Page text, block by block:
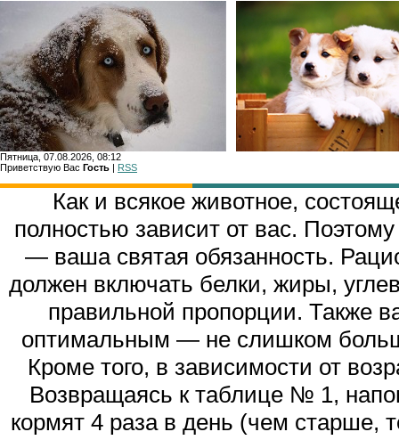
Пятница, 07.08.2026, 08:12
Приветствую Вас Гость | RSS
Как и всякое животное,
полностью зависит от вас.
— ваша святая обязанность.
должен включать белки, жиры,
правильной пропорции. Также
оптимальным — не слишком
Кроме того, в зависимости от
Возвращаясь к таблице № 1,
кормят 4 раза в день (чем